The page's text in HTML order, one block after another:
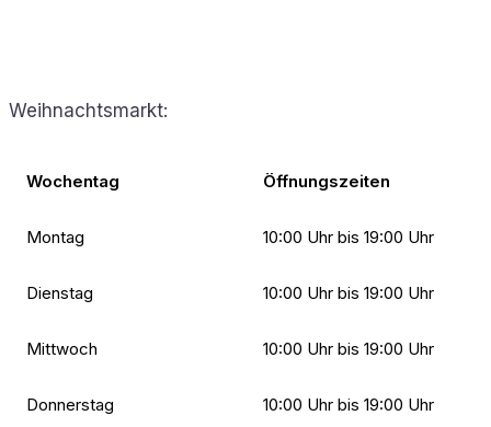
Weihnachtsmarkt:
Wochentag Öffnungszeiten
Montag 10:00 Uhr bis 19:00 Uhr
Dienstag 10:00 Uhr bis 19:00 Uhr
Mittwoch 10:00 Uhr bis 19:00 Uhr
Donnerstag 10:00 Uhr bis 19:00 Uhr